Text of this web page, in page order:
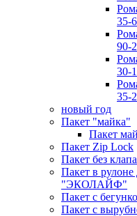
35-
90-
30-
35-
новый год
Пакет "майка"
Пакет
Пакет Zip Lock
Пакет без
Пакет в рулоне
"ЭКОЛАЙФ"
Пакет с
Пакет с